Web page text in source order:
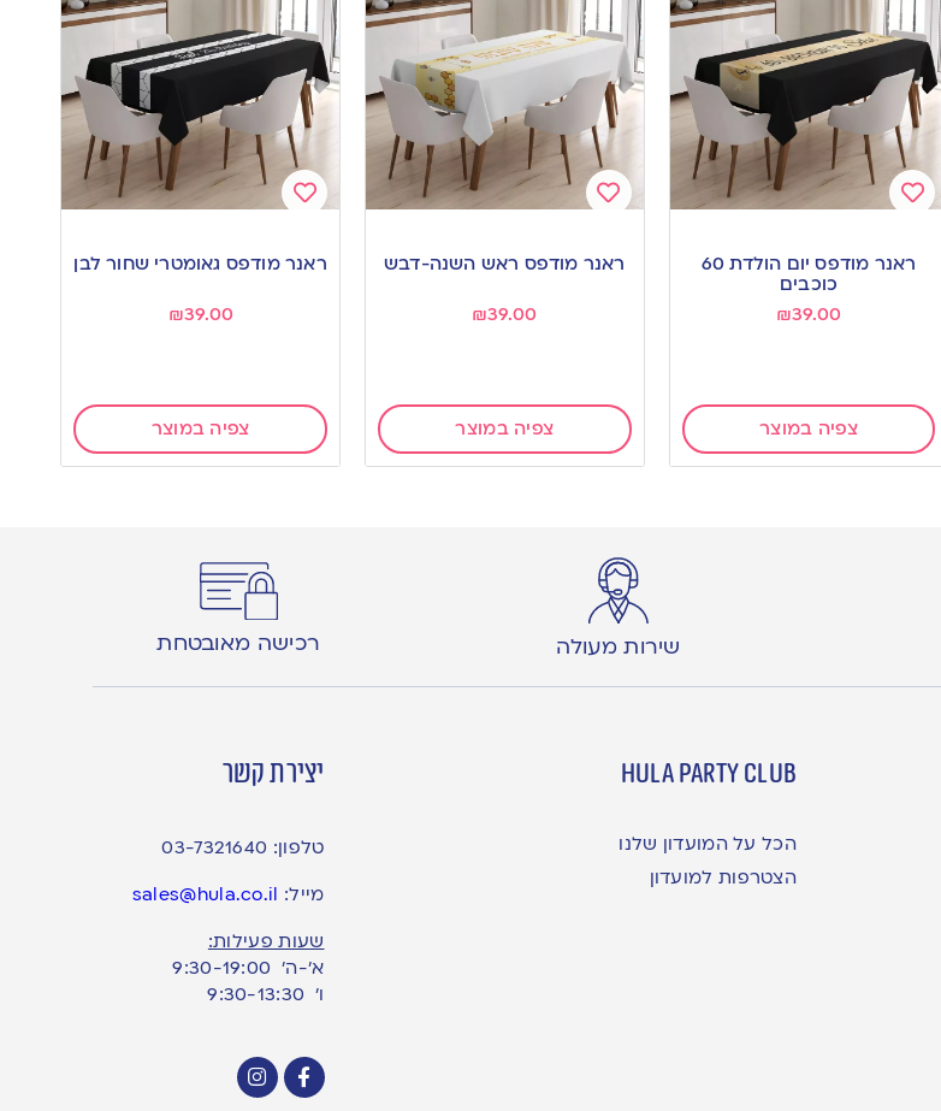
to
ראנר מודפס יום הולדת 60
כוכבים
₪39.00
צפיה במוצר
to
ראנר מודפס ראש השנה-דבש
₪39.00
צפיה במוצר
to
ראנר מודפס גאומטרי שחור לבן
₪39.00
צפיה במוצר
שירות מעולה רכישה מאובטחת
hula party club
הכל על המועדון שלנו
הצטרפות למועדון
יצירת קשר
טלפון: 03-7321640
מייל: sales@hula.co.il
שעות פעילות:
א’-ה’ 9:30-19:00
ו׳ 9:30-13:30